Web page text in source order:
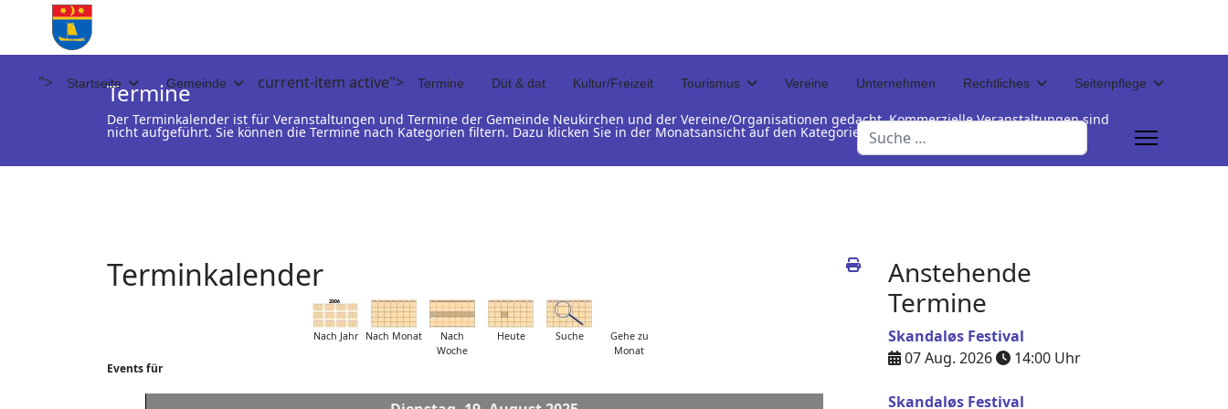
"> Startseite Gemeinde current-item active"> Termine Düt & dat Kultur/Freizeit Tourismus Vereine Unternehmen Rechtliches Seitenpflege
Suchen
Termine
Der Terminkalender ist für Veranstaltungen und Termine der Gemeinde Neukirchen und der Vereine/Organisationen gedacht. Kommerzielle Veranstaltungen sind
nicht aufgeführt. Sie können die Termine nach Kategorien filtern. Dazu klicken Sie in der Monatsansicht auf den Kategorienamen unterhalb der Termintabelle
Terminkalender
Nach Jahr Nach Monat
Nach
Woche
Heute Suche
Gehe zu
Monat
Events für
Anstehende
Termine
Skandaløs Festival
07 Aug. 2026
14:00 Uhr
Skandaløs Festival